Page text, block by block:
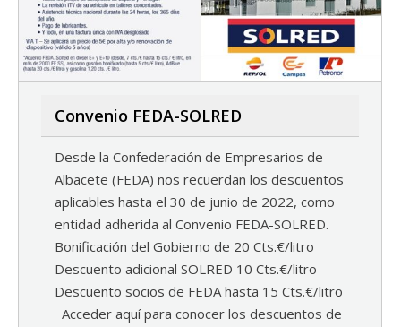
Convenio FEDA-SOLRED
Desde la Confederación de Empresarios de
Albacete (FEDA) nos recuerdan los descuentos
aplicables hasta el 30 de junio de 2022, como
entidad adherida al Convenio FEDA-SOLRED.
Bonificación del Gobierno de 20 Cts.€/litro
Descuento adicional SOLRED 10 Cts.€/litro
Descuento socios de FEDA hasta 15 Cts.€/litro
Acceder aquí para conocer los descuentos de